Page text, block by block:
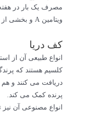
مصرف یک بار در
ویتامین A و بخشی از ویتامین D مورد نیاز پرنده را تامین کند.
کف دریا
انواع طبیعی آن از
کلسیم هستند که
دریافت می کنند و هم
پرنده کمک می کند.
انواع مصنوعی آن نیز